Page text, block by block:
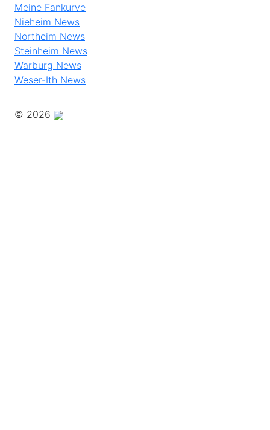
Meine Fankurve
Nieheim News
Northeim News
Steinheim News
Warburg News
Weser-Ith News
© 2026